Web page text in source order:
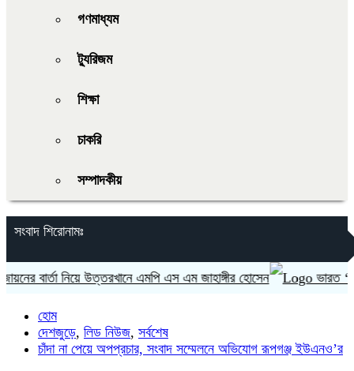
গণমাধ্যম
ট্যুরিজম
শিক্ষা
চাকরি
সম্পাদকীয়
সংবাদ শিরোনামঃ
নিয়ে উত্তরখানে এমপি এস এম জাহাঙ্গীর হোসেন ভারত ‘হাসিনা
হোম
দেশজুড়ে, লিড নিউজ, সর্বশেষ
চাঁদা না পেয়ে অপপ্রচার, সংবাদ সম্মেলনে অভিযোগ রূপগঞ্জ ইউএনও’র